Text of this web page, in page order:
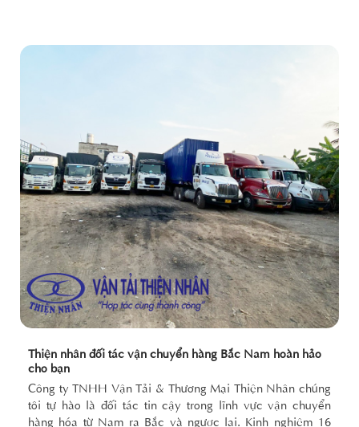
Thiện nhân đối tác vận chuyển hàng Bắc Nam hoàn hảo
cho bạn
Công ty TNHH Vận Tải & Thương Mại Thiện Nhân chúng
tôi tự hào là đối tác tin cậy trong lĩnh vực vận chuyển
hàng hóa từ Nam ra Bắc và ngược lại. Kinh nghiệm 16